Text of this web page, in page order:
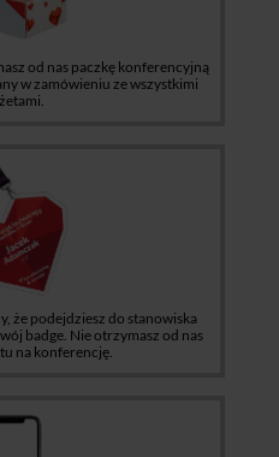
od nas paczkę konferencyjną
w zamówieniu ze wszystkimi
że podejdziesz do stanowiska
badge. Nie otrzymasz od nas
na konferencję.